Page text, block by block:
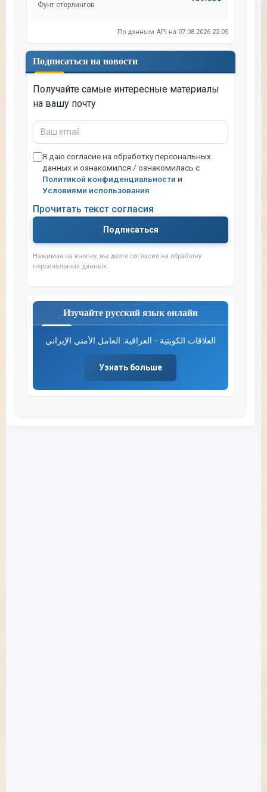
Фунт стерлингов
По данным API на 07.08.2026 22:05
Подписаться на новости
Получайте самые интересные материалы
на вашу почту
Ваш
email
Я даю согласие на обработку персональных
данных и ознакомился / ознакомилась с
Политикой конфиденциальности и
Условиями использования
Прочитать текст согласия
Подписаться
Нажимая на кнопку, вы даете согласие на обработку
персональных данных.
Изучайте русский язык онлайн
العلاقات الكويتية - العراقية: العامل الأمني الإيراني
Узнать больше